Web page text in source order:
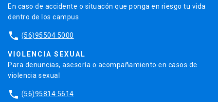
En caso de accidente o situacón que ponga en riesgo tu vida
dentro de los campus
phone (56)95504 5000
VIOLENCIA SEXUAL
Para denuncias, asesoría o acompañamiento en casos de
violencia sexual
phone (56)95814 5614